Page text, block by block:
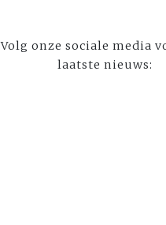
Volg onze sociale media
laatste nieuws: